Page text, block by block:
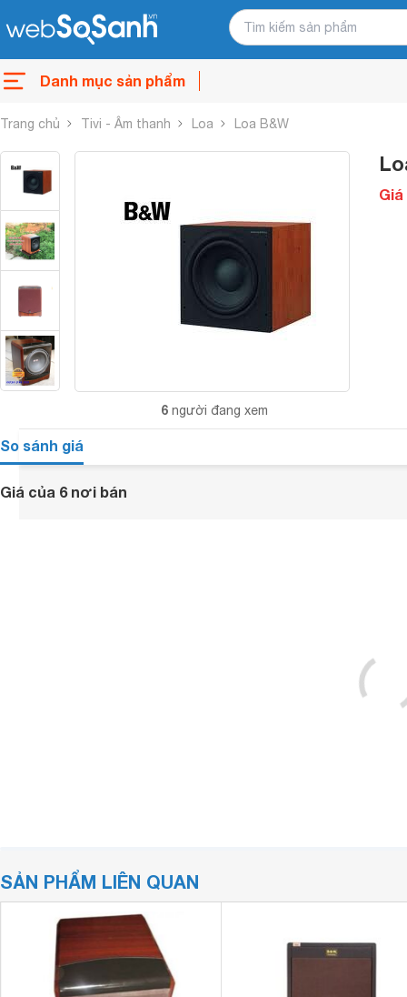
Danh mục sản phẩm
Trang chủ Tivi - Âm thanh Loa Loa B&W
6 người đang xem
Giá
So sánh giá
Giá của 6 nơi bán
SẢN PHẨM LIÊN QUAN